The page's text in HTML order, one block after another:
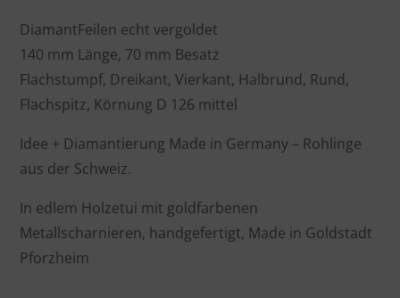
DiamantFeilen echt vergoldet
140 mm Länge, 70 mm Besatz
Flachstumpf, Dreikant, Vierkant, Halbrund, Rund,
Flachspitz, Körnung D 126 mittel
Idee + Diamantierung Made in Germany – Rohlinge
aus der Schweiz.
In edlem Holzetui mit gold­farbenen
Metallscharnieren, handgefertigt, Made in Goldstadt
Pforzheim